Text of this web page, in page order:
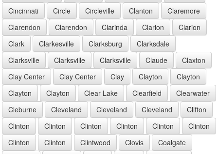
Cincinnati
Circle Circleville Clanton
Claremore
Clarendon
Clarendon Clarinda Clarion
Clarion
Clark
Clarkesville Clarksburg
Clarksdale
Clarksville
Clarksville Clarksville Claude
Claxton
Clay Center
Clay Center Clay Clayton
Clayton
Clayton
Clayton Clear Lake Clearfield
Clearwater
Cleburne
Cleveland Cleveland Cleveland
Clifton
Clinton
Clinton Clinton Clinton Clinton
Clinton
Clinton
Clinton Clintwood Clovis
Coalgate